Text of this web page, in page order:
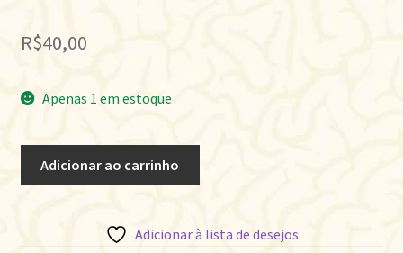
R$40,00
Apenas 1 em estoque
Adicionar ao carrinho
Adicionar à lista de desejos